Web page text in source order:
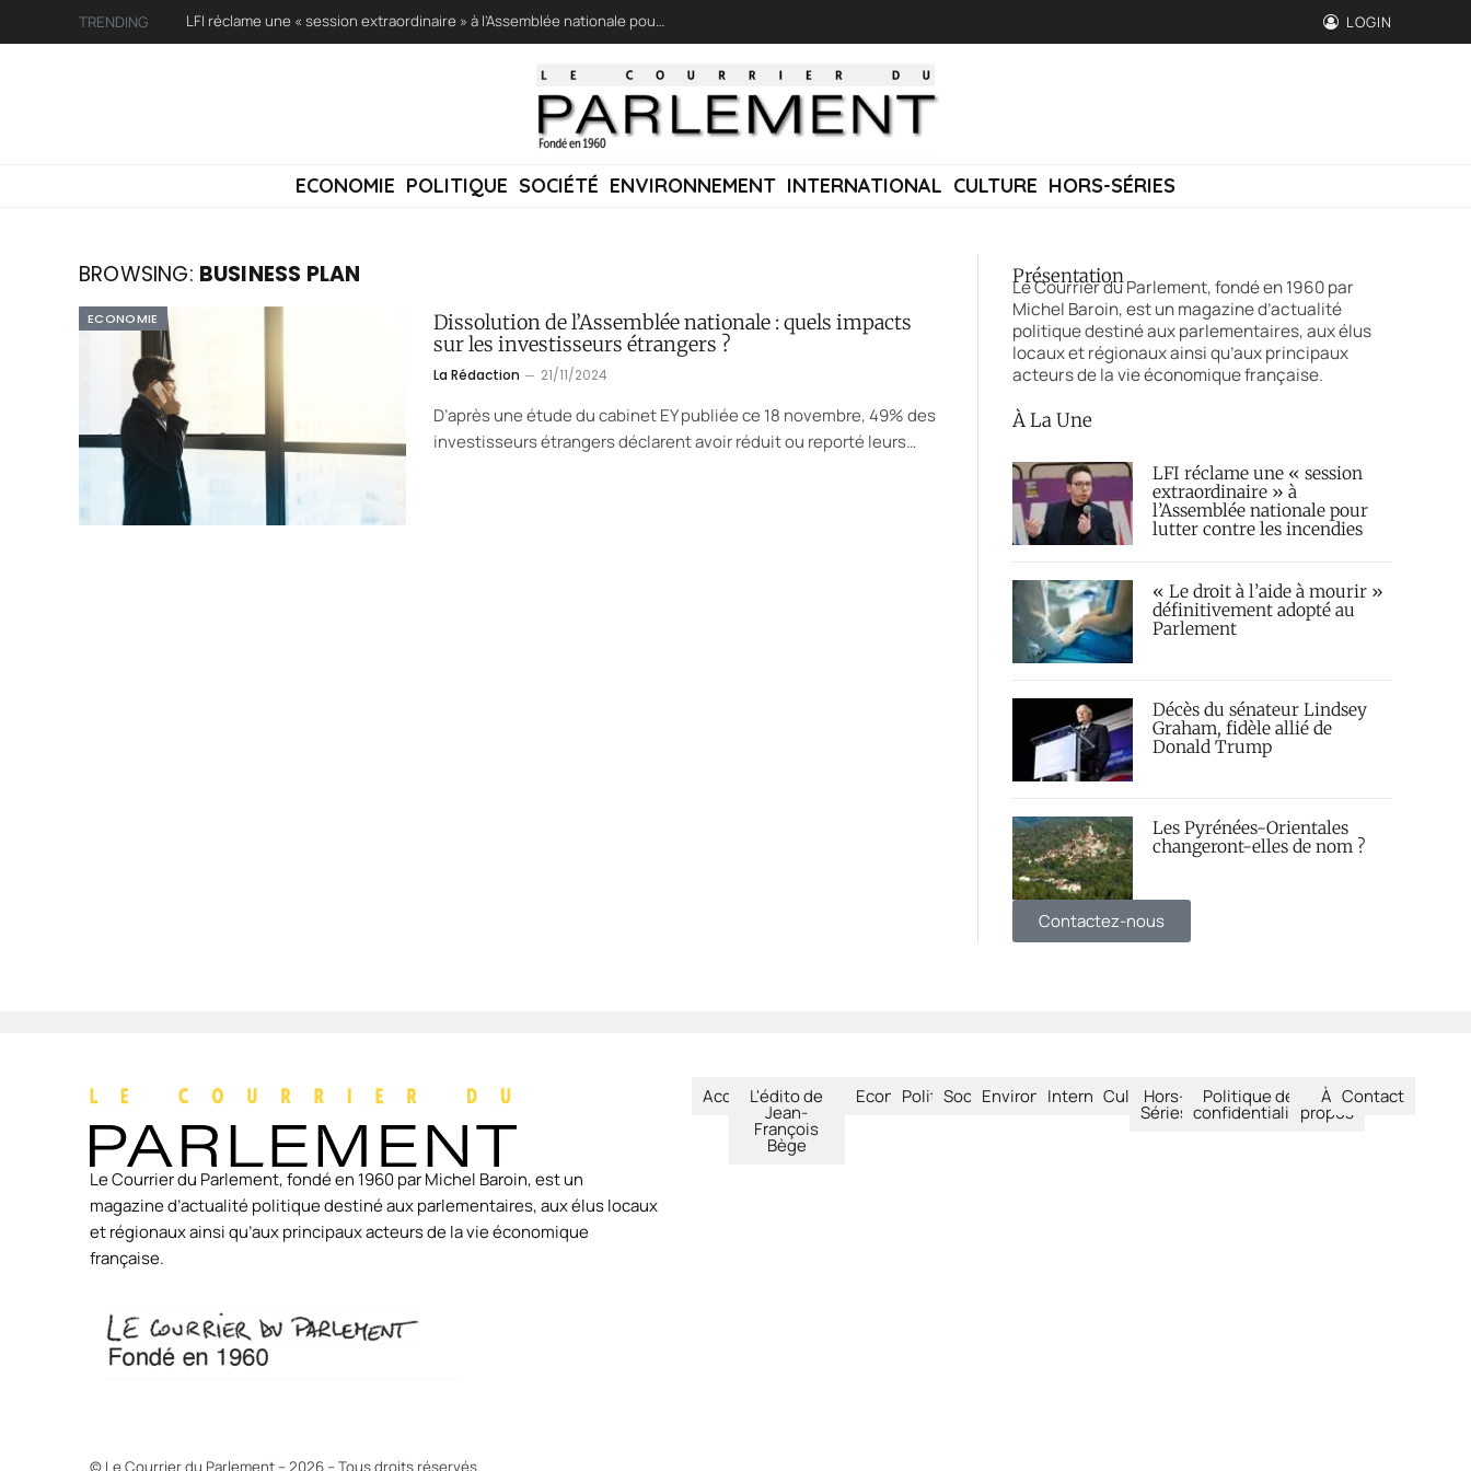
TRENDING LFI réclame une « session extraordinaire » à l’Assemblée nationale pour lutter contre les incendies LOGIN
ECONOMIE POLITIQUE SOCIÉTÉ ENVIRONNEMENT INTERNATIONAL CULTURE HORS-SÉRIES
BROWSING: BUSINESS PLAN
ECONOMIE
Dissolution de l’Assemblée nationale : quels impacts
sur les investisseurs étrangers ?
La Rédaction 21/11/2024
D’après une étude du cabinet EY publiée ce 18 novembre, 49% des
investisseurs étrangers déclarent avoir réduit ou reporté leurs…
Présentation
Le Courrier du Parlement, fondé en 1960 par
Michel Baroin, est un magazine d’actualité
politique destiné aux parlementaires, aux élus
locaux et régionaux ainsi qu’aux principaux
acteurs de la vie économique française.
À La Une
LFI réclame une « session
extraordinaire » à
l’Assemblée nationale pour
lutter contre les incendies
« Le droit à l’aide à mourir »
définitivement adopté au
Parlement
Décès du sénateur Lindsey
Graham, fidèle allié de
Donald Trump
Les Pyrénées-Orientales
changeront-elles de nom ?
Contactez-nous
Le Courrier du Parlement, fondé en 1960 par Michel Baroin, est un
magazine d’actualité politique destiné aux parlementaires, aux élus locaux
et régionaux ainsi qu’aux principaux acteurs de la vie économique
française.
AccueilL'édito de
Jean-
François
Bège
EconomiePolitiqueSociétéEnvironnementInternational
CultureHors-
Séries
Politique de
confidentialité
À
propos
Contact
© Le Courrier du Parlement – 2026 – Tous droits réservés.